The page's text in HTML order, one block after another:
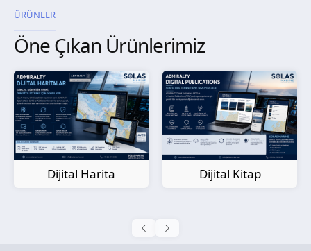
ÜRÜNLER
Öne Çıkan Ürünlerimiz
Dijital Kitap
Kağıt Harita